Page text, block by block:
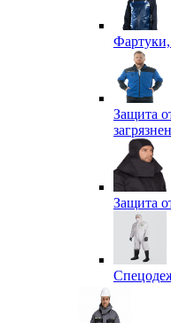
Защита
Защита